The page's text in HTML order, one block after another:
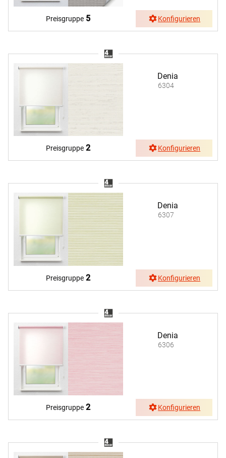
Preisgruppe 5 Konfigurieren
Denia
6304
Preisgruppe 2 Konfigurieren
Denia
6307
Preisgruppe 2 Konfigurieren
Denia
6306
Preisgruppe 2 Konfigurieren